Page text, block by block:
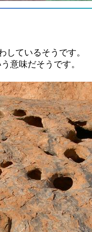
ているそうです。
意味だそうです。